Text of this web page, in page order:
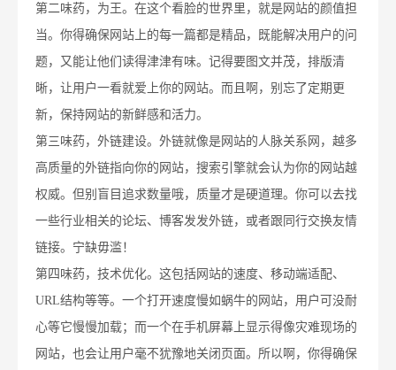
第二味药，为王。在这个看脸的世界里，就是网站的颜值担
当。你得确保网站上的每一篇都是精品，既能解决用户的问
题，又能让他们读得津津有味。记得要图文并茂，排版清
晰，让用户一看就爱上你的网站。而且啊，别忘了定期更
新，保持网站的新鲜感和活力。
第三味药，外链建设。外链就像是网站的人脉关系网，越多
高质量的外链指向你的网站，搜索引擎就会认为你的网站越
权威。但别盲目追求数量哦，质量才是硬道理。你可以去找
一些行业相关的论坛、博客发发外链，或者跟同行交换友情
链接。宁缺毋滥！
第四味药，技术优化。这包括网站的速度、移动端适配、
URL结构等等。一个打开速度慢如蜗牛的网站，用户可没耐
心等它慢慢加载；而一个在手机屏幕上显示得像灾难现场的
网站，也会让用户毫不犹豫地关闭页面。所以啊，你得确保